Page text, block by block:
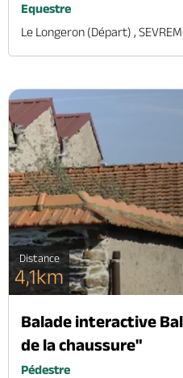
Equestre
Le Longeron (départ) ,
Distance
4,1km
Balade interactive
de la chaussure"
Pédestre